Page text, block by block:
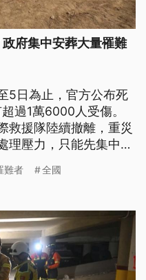
府集中安葬大量罹難
5日為止，官方公布死
過1萬6000人受傷。
救援隊陸續撤離，重災
理壓力，只能先集中安
難者 全國